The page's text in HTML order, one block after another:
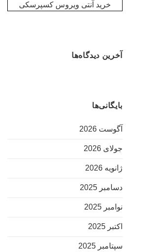
خرید آنتی ویروس کسپرسکی
آخرین دیدگاه‌ها
بایگانی‌ها
آگوست 2026
جولای 2026
ژانویه 2026
دسامبر 2025
نوامبر 2025
اکتبر 2025
سپتامبر 2025